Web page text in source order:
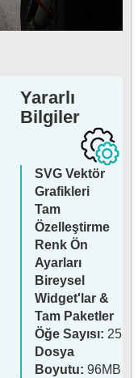
Yararlı
Bilgiler
SVG Vektör
Grafikleri
Tam
Özelleştirme
Renk Ön
Ayarları
Bireysel
Widget'lar &
Tam Paketler
Öğe Sayısı: 25
Dosya
Boyutu: 96MB